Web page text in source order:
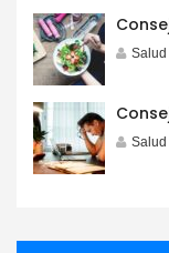
Salud
Salud